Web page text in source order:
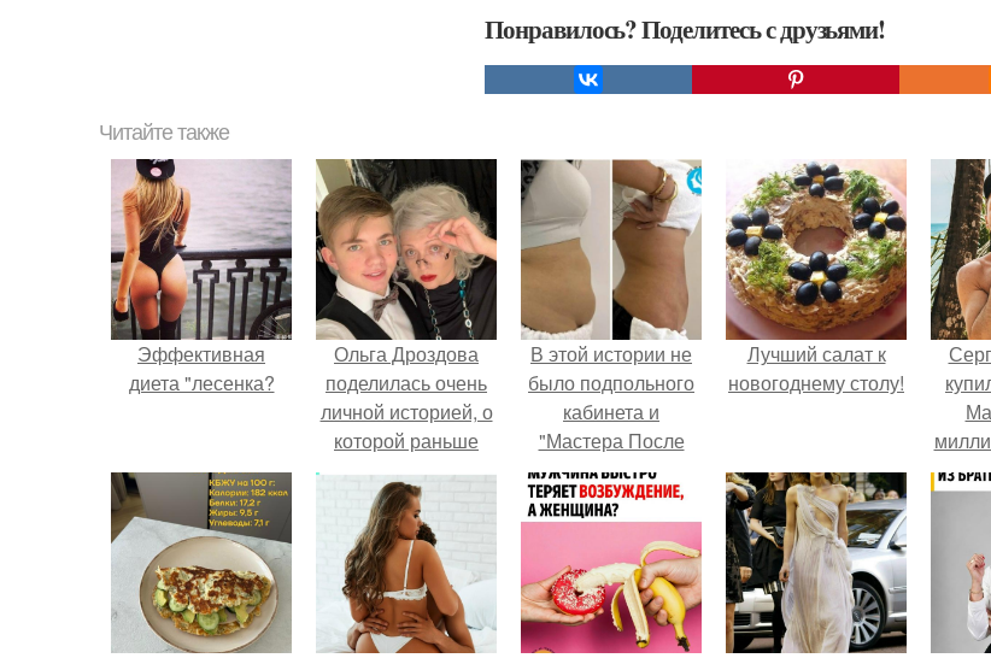
Понравилось? Поделитесь с друзьями!
Читайте также
Эффективная
диета "лесенка?
Ольга Дроздова
поделилась очень
личной историей, о
которой раньше
почти не говорила.
В этой истории не
было подпольного
кабинета и
"Мастера После
Двухнедельных
Курсов".
Лучший салат к
новогоднему столу!